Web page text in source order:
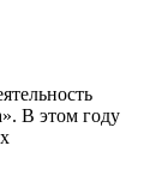
В этом году